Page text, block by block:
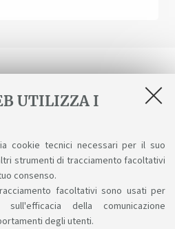
UTILIZZA I
cookie tecnici necessari per il suo
strumenti di tracciamento facoltativi
consenso.
facoltativi sono usati per
della comunicazione
degli utenti.
e città